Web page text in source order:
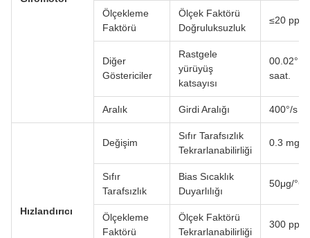
Ölçekleme
Faktörü
Ölçek Faktörü
Doğruluksuzluk
≤20 ppm
Diğer
Göstericiler
Rastgele
yürüyüş
katsayısı
00.02°
saat.
Aralık Girdi Aralığı 400°/s
Hızlandırıcı
Değişim
Sıfır Tarafsızlık
Tekrarlanabilirliği
0.3 mg
Sıfır
Tarafsızlık
Bias Sıcaklık
Duyarlılığı
50μg/°C
Ölçekleme
Faktörü
Ölçek Faktörü
Tekrarlanabilirliği
300 ppm